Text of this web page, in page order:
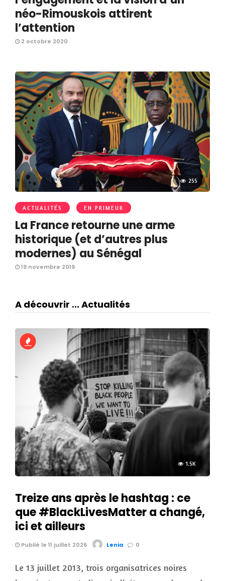
néo-Rimouskois attirent
l’attention
2 octobre 2020
255
ACTUALITÉS EN PRIMEUR
La France retourne une arme
historique (et d’autres plus
modernes) au Sénégal
19 novembre 2019
A découvrir ... Actualités
1.5K
Treize ans après le hashtag : ce
que #BlackLivesMatter a changé,
ici et ailleurs
Publié le 11 juillet 2026 Lenia 0
Le 13 juillet 2013, trois organisatrices noires